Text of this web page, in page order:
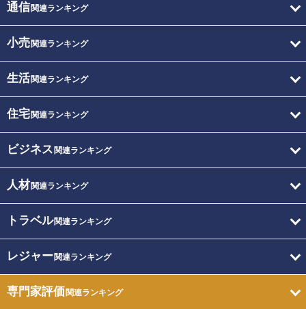
通信関連ランキング
小売関連ランキング
生活関連ランキング
住宅関連ランキング
ビジネス 関連ランキング
人材関連ランキング
トラベル関連ランキング
レジャー関連ランキング
専門家評価関連ランキング